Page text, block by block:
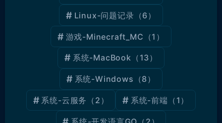
Linux-问题记录 （6）
游戏-Minecraft_MC （1）
系统-MacBook （13）
系统-Windows （8）
系统-云服务 （2） 系统-前端 （1）